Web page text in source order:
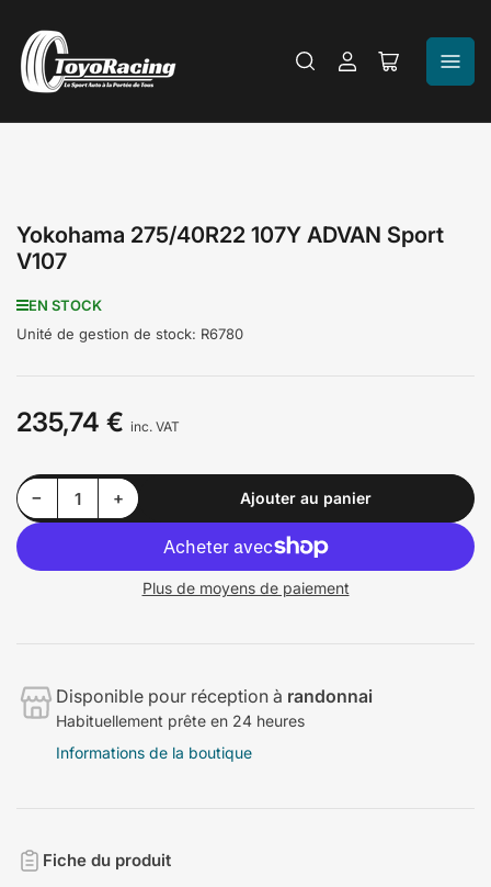
Se
Ouvrir
Yokohama 275/40R22 107Y ADVAN Sport
V107
EN STOCK
Unité de gestion de stock: R6780
Prix
235,74 € inc. VAT
−Diminuer la quantité pour Yokohama 275/40R22 107Y ADVAN Sport V107
Quantité +Augmenter la quantité pour Yokohama 275/40R22 107Y ADVAN Sport V107 Ajouter au panier
Plus de moyens de paiement
Disponible pour réception à randonnai
Habituellement prête en 24 heures
Informations de la boutique
Fiche du produit